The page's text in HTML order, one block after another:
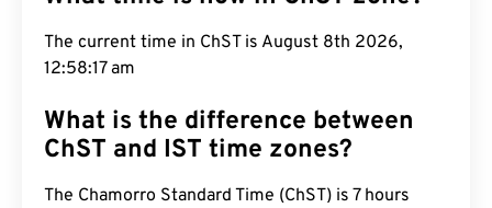
The current time in ChST is August 8th 2026,
12:58:18 am
What is the difference between
ChST and IST time zones?
The Chamorro Standard Time (ChST) is 7 hours